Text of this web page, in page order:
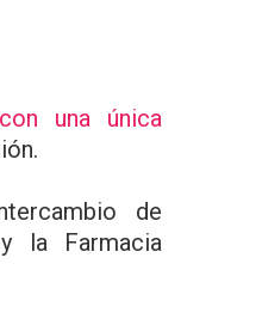
una única
de
la Farmacia